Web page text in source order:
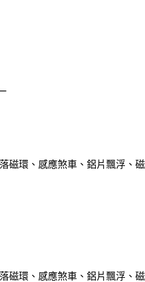
磁環、感應煞車、鋁片飄浮、
磁環、感應煞車、鋁片飄浮、